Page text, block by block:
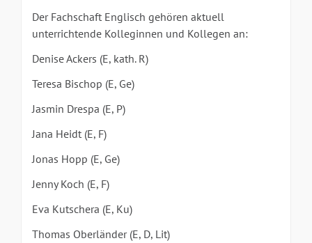
Der Fachschaft Englisch gehören aktuell
unterrichtende Kolleginnen und Kollegen an:
Denise Ackers (E, kath. R)
Teresa Bischop (E, Ge)
Jasmin Drespa (E, P)
Jana Heidt (E, F)
Jonas Hopp (E, Ge)
Jenny Koch (E, F)
Eva Kutschera (E, Ku)
Thomas Oberländer (E, D, Lit)